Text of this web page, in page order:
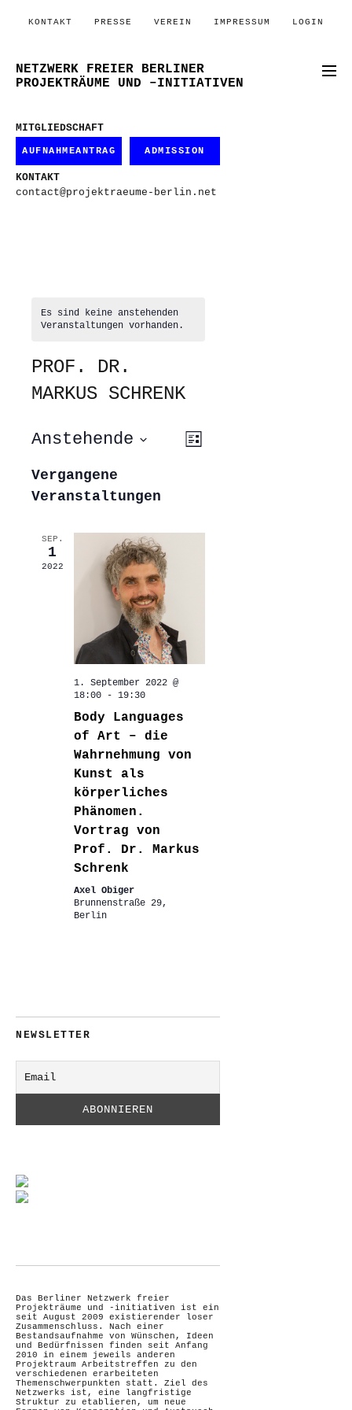
KONTAKT PRESSE VEREIN IMPRESSUM LOGIN
NETZWERK FREIER BERLINER
PROJEKTRÄUME UND –INITIATIVEN
MITGLIEDSCHAFT
AUFNAHMEANTRAG ADMISSION
KONTAKT
contact@projektraeume-berlin.net
Es sind keine anstehenden
Veranstaltungen vorhanden.
PROF. DR.
MARKUS SCHRENK
ANSICHTEN-
NAVIGATION
VERANSTALTUNG
ANSICHTEN-
Liste
Anstehende
wählen.
Vergangene
Veranstaltungen
SEP.
1
2022
1. September 2022 @
18:00- 19:30
Body Languages
of Art – die
Wahrnehmung von
Kunst als
körperliches
Phänomen.
Vortrag von
Prof. Dr. Markus
Schrenk
Axel Obiger
Brunnenstraße 29,
Berlin
NEWSLETTER
Das Berliner Netzwerk freier
Projekträume und -initiativen ist ein
seit August 2009 existierender loser
Zusammenschluss. Nach einer
Bestandsaufnahme von Wünschen, Ideen
und Bedürfnissen finden seit Anfang
2010 in einem jeweils anderen
Projektraum Arbeitstreffen zu den
verschiedenen erarbeiteten
Themenschwerpunkten statt. Ziel des
Netzwerks ist, eine langfristige
Struktur zu etablieren, um neue